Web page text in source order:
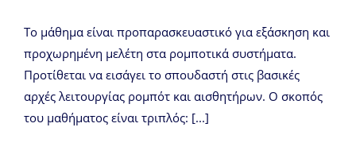
Το μάθημα είναι προπαρασκευαστικό για εξάσκηση και
προχωρημένη μελέτη στα ρομποτικά συστήματα.
Προτίθεται να εισάγει το σπουδαστή στις βασικές
αρχές λειτουργίας ρομπότ και αισθητήρων. Ο σκοπός
του μαθήματος είναι τριπλός: [...]